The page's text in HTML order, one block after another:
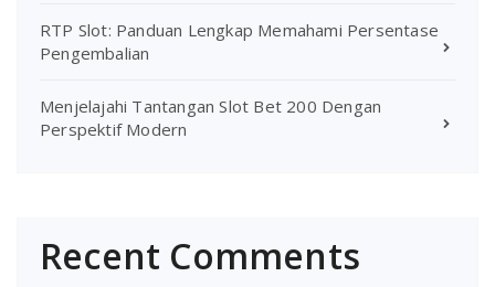
RTP Slot: Panduan Lengkap Memahami Persentase
Pengembalian
Menjelajahi Tantangan Slot Bet 200 Dengan
Perspektif Modern
Recent Comments